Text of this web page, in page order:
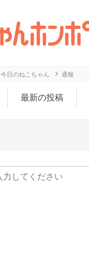
今日のねこちゃん 通報
最新の投稿